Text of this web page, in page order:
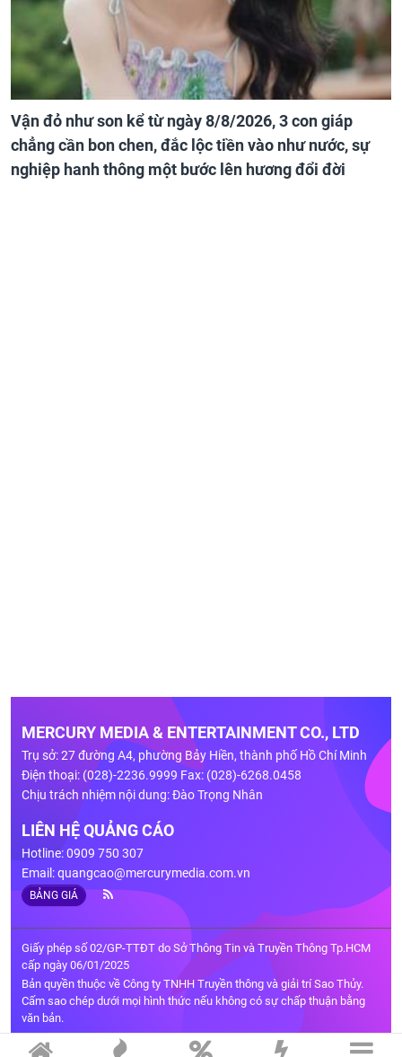
Vận đỏ như son kể từ ngày 8/8/2026, 3 con giáp
chẳng cần bon chen, đắc lộc tiền vào như nước, sự
nghiệp hanh thông một bước lên hương đổi đời
MERCURY MEDIA & ENTERTAINMENT CO., LTD
Trụ sở: 27 đường A4, phường Bảy Hiền, thành phố Hồ Chí Minh
Điện thoại: (028)-2236.9999 Fax: (028)-6268.0458
Chịu trách nhiệm nội dung: Đào Trọng Nhân
LIÊN HỆ QUẢNG CÁO
Hotline: 0909 750 307
Email:quangcao@mercurymedia.com.vn
BẢNG GIÁ
Giấy phép số 02/GP-TTĐT do Sở Thông Tin và Truyền Thông Tp.HCM
cấp ngày 06/01/2025
Bản quyền thuộc về Công ty TNHH Truyền thông và giải trí Sao Thủy.
Cấm sao chép dưới mọi hình thức nếu không có sự chấp thuận bằng
văn bản.